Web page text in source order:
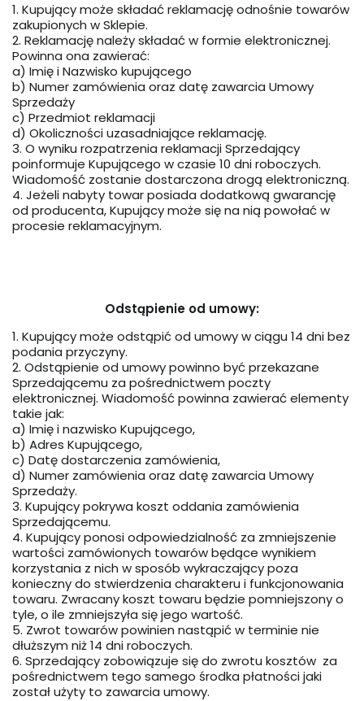
1. Kupujący może składać reklamację odnośnie towarów
zakupionych w Sklepie.
2. Reklamację należy składać w formie elektronicznej.
Powinna ona zawierać:
a) Imię i Nazwisko kupującego
b) Numer zamówienia oraz datę zawarcia Umowy
Sprzedaży
c) Przedmiot reklamacji
d) Okoliczności uzasadniające reklamację.
3. O wyniku rozpatrzenia reklamacji Sprzedający
poinformuje Kupującego w czasie 10 dni roboczych.
Wiadomość zostanie dostarczona drogą elektroniczną.
4. Jeżeli nabyty towar posiada dodatkową gwarancję
od producenta, Kupujący może się na nią powołać w
procesie reklamacyjnym.
Odstąpienie od umowy:
1. Kupujący może odstąpić od umowy w ciągu 14 dni bez
podania przyczyny.
2. Odstąpienie od umowy powinno być przekazane
Sprzedającemu za pośrednictwem poczty
elektronicznej. Wiadomość powinna zawierać elementy
takie jak:
a) Imię i nazwisko Kupującego,
b) Adres Kupującego,
c) Datę dostarczenia zamówienia,
d) Numer zamówienia oraz datę zawarcia Umowy
Sprzedaży.
3. Kupujący pokrywa koszt oddania zamówienia
Sprzedającemu.
4. Kupujący ponosi odpowiedzialność za zmniejszenie
wartości zamówionych towarów będące wynikiem
korzystania z nich w sposób wykraczający poza
konieczny do stwierdzenia charakteru i funkcjonowania
towaru. Zwracany koszt towaru będzie pomniejszony o
tyle, o ile zmniejszyła się jego wartość.
5. Zwrot towarów powinien nastąpić w terminie nie
dłuższym niż 14 dni roboczych.
6. Sprzedający zobowiązuje się do zwrotu kosztów za
pośrednictwem tego samego środka płatności jaki
został użyty to zawarcia umowy.